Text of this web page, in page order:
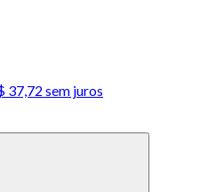
37,72 sem juros